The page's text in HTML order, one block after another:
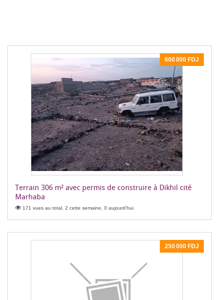
600 000 FDJ
Terrain 306 m² avec permis de construire à Dikhil cité
Marhaba
171 vues au total, 2 cette semaine, 0 aujourd'hui
250 000 FDJ